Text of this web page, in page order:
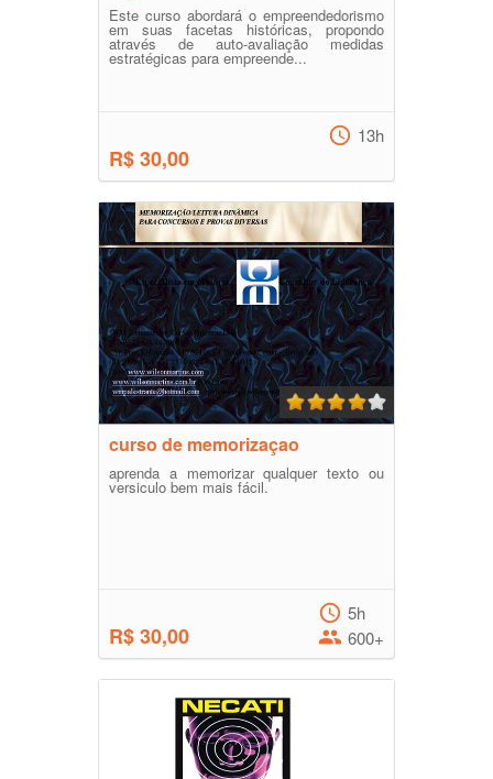
Este curso abordará o empreendedorismo
em suas facetas históricas, propondo
através de auto-avaliação medidas
estratégicas para empreende...
R$ 30,00
13h
curso de memorizaçao
aprenda a memorizar qualquer texto ou
versiculo bem mais fácil.
R$ 30,00
5h
600+